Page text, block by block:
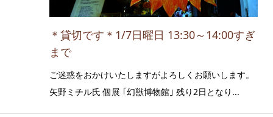
＊貸切です＊1/7日曜日 13:30～14:00すぎ
まで
ご迷惑をおかけいたしますがよろしくお願いします。
矢野ミチル氏 個展 ｢幻獣博物館｣ 残り2日となり...